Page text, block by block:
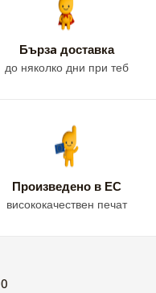
Бързa доставка
до няколко дни при теб
Произведено в ЕС
висококачествен печат